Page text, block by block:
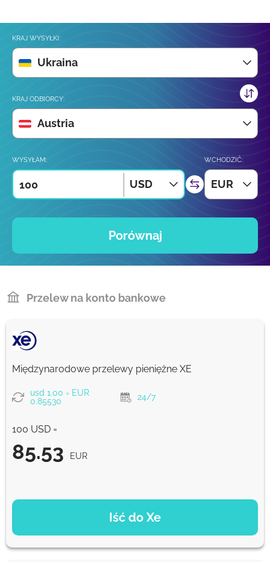
KRAJ WYSYŁKI:
Ukraina
KRAJ ODBIORCY:
Austria
WYSYŁAM:
USD
WCHODZIĆ:
EUR
Porównaj
Przelew na konto bankowe
Międzynarodowe przelewy pieniężne XE
usd 1.00 = EUR
0.85530
24/7
100 USD =
85.53 EUR
Iść do Xe
OPCJE PŁATNOŚCI
85.53 EUR NaN d